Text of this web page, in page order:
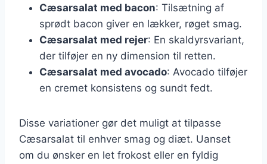
Cæsarsalat med bacon: Tilsætning af
sprødt bacon giver en lækker, røget smag.
Cæsarsalat med rejer: En skaldyrsvariant,
der tilføjer en ny dimension til retten.
Cæsarsalat med avocado: Avocado tilføjer
en cremet konsistens og sundt fedt.
Disse variationer gør det muligt at tilpasse
Cæsarsalat til enhver smag og diæt. Uanset
om du ønsker en let frokost eller en fyldig